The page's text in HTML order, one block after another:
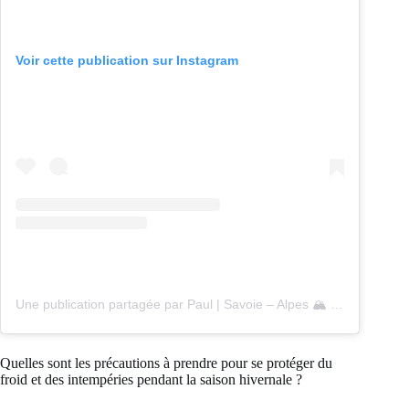
Voir cette publication sur Instagram
Quelles sont les précautions à prendre pour se protéger du
froid et des intempéries pendant la saison hivernale ?